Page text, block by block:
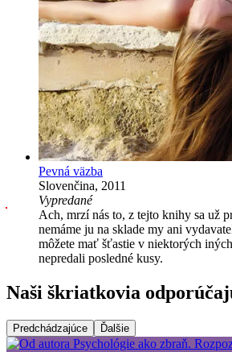
Pevná väzba
Slovenčina, 2011
Vypredané
Ach, mrzí nás to, z tejto knihy sa už
nemáme ju na sklade my ani
môžete mať šťastie v niektorých
nepredali posledné kusy.
Naši škriatkovia
Predchádzajúce Ďalšie